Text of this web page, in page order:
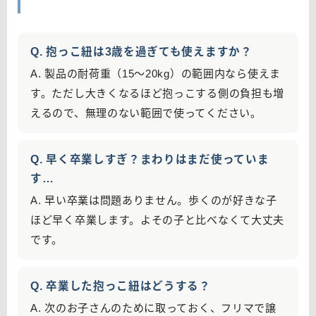
Q. 抱っこ紐は3歳を過ぎても使えますか？
A. 製品の耐荷重（15〜20kg）の範囲内なら使えま
す。ただし大きくなるほど抱っこする側の負担も増
えるので、無理のない範囲で使ってください。
Q. 早く卒業しすぎ？まわりはまだ使っていま
す…
A. 早い卒業は問題ありません。歩くのが好きな子
ほど早く卒業します。よその子と比べなくて大丈夫
です。
Q. 卒業した抱っこ紐はどうする？
A. 次のお子さんのために取っておく、フリマで譲